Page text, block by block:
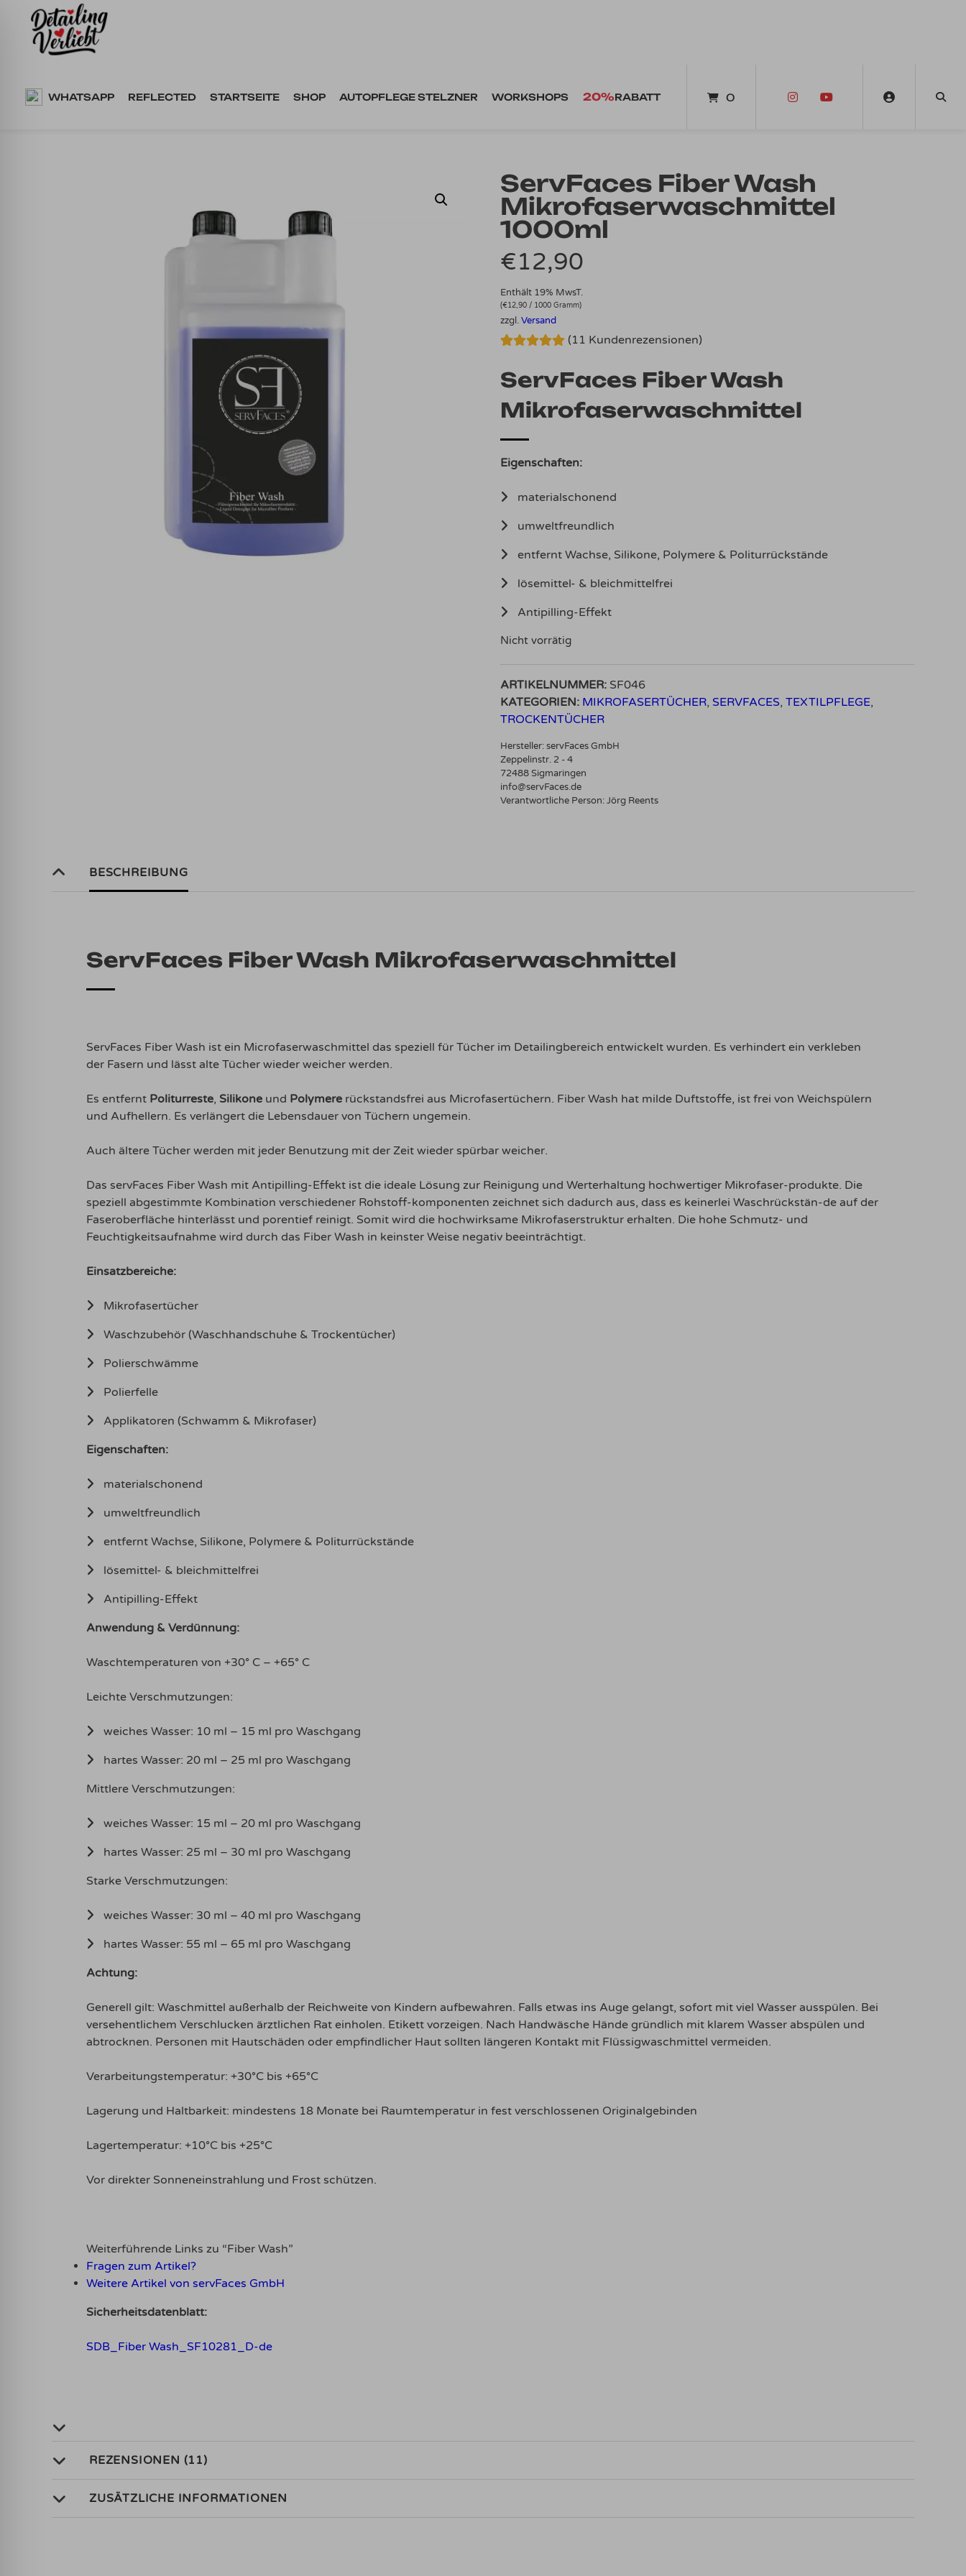
Springe
WHATSAPP REFLECTED STARTSEITE SHOP AUTOPFLEGE STELZNER WORKSHOPS 20%RABATT 0
ServFaces Fiber Wash
Mikrofaserwaschmittel
1000ml
€12,90
Enthält 19% MwsT.
(€12,90 / 1000 Gramm)
zzgl.Versand
basierend
auf
Kundenbewertungen
(11 Kundenrezensionen)
ServFaces Fiber Wash
Mikrofaserwaschmittel
Eigenschaften:
materialschonend
umweltfreundlich
entfernt Wachse, Silikone, Polymere & Politurrückstände
lösemittel- & bleichmittelfrei
Antipilling-Effekt
Nicht vorrätig
ARTIKELNUMMER: SF046
KATEGORIEN: MIKROFASERTÜCHER, SERVFACES, TEXTILPFLEGE,
TROCKENTÜCHER
Hersteller:servFaces GmbH
Zeppelinstr. 2 - 4
72488 Sigmaringen
info@servFaces.de
Verantwortliche Person:Jörg Reents
BESCHREIBUNG
ServFaces Fiber Wash Mikrofaserwaschmittel
ServFaces Fiber Wash ist ein Microfaserwaschmittel das speziell für Tücher im Detailingbereich entwickelt wurden. Es verhindert ein verkleben
der Fasern und lässt alte Tücher wieder weicher werden.
Es entfernt Politurreste, Silikoneund Polymererückstandsfrei aus Microfasertüchern. Fiber Wash hat milde Duftstoffe, ist frei von Weichspülern
und Aufhellern. Es verlängert die Lebensdauer von Tüchern ungemein.
Auch ältere Tücher werden mit jeder Benutzung mit der Zeit wieder spürbar weicher.
Das servFaces Fiber Wash mit Antipilling-Effekt ist die ideale Lösung zur Reinigung und Werterhaltung hochwertiger Mikrofaser-produkte. Die
speziell abgestimmte Kombination verschiedener Rohstoff-komponenten zeichnet sich dadurch aus, dass es keinerlei Waschrückstän-de auf der
Faseroberfläche hinterlässt und porentief reinigt. Somit wird die hochwirksame Mikrofaserstruktur erhalten. Die hohe Schmutz- und
Feuchtigkeitsaufnahme wird durch das Fiber Wash in keinster Weise negativ beeinträchtigt.
Einsatzbereiche:
Mikrofasertücher
Waschzubehör (Waschhandschuhe & Trockentücher)
Polierschwämme
Polierfelle
Applikatoren (Schwamm & Mikrofaser)
Eigenschaften:
materialschonend
umweltfreundlich
entfernt Wachse, Silikone, Polymere & Politurrückstände
lösemittel- & bleichmittelfrei
Antipilling-Effekt
Anwendung & Verdünnung:
Waschtemperaturen von +30° C – +65° C
Leichte Verschmutzungen:
weiches Wasser: 10 ml – 15 ml pro Waschgang
hartes Wasser: 20 ml – 25 ml pro Waschgang
Mittlere Verschmutzungen:
weiches Wasser: 15 ml – 20 ml pro Waschgang
hartes Wasser: 25 ml – 30 ml pro Waschgang
Starke Verschmutzungen:
weiches Wasser: 30 ml – 40 ml pro Waschgang
hartes Wasser: 55 ml – 65 ml pro Waschgang
Achtung:
Generell gilt: Waschmittel außerhalb der Reichweite von Kindern aufbewahren. Falls etwas ins Auge gelangt, sofort mit viel Wasser ausspülen. Bei
versehentlichem Verschlucken ärztlichen Rat einholen. Etikett vorzeigen. Nach Handwäsche Hände gründlich mit klarem Wasser abspülen und
abtrocknen. Personen mit Hautschäden oder empfindlicher Haut sollten längeren Kontakt mit Flüssigwaschmittel vermeiden.
Verarbeitungstemperatur: +30°C bis +65°C
Lagerung und Haltbarkeit: mindestens 18 Monate bei Raumtemperatur in fest verschlossenen Originalgebinden
Lagertemperatur: +10°C bis +25°C
Vor direkter Sonneneinstrahlung und Frost schützen.
Weiterführende Links zu “Fiber Wash”
Fragen zum Artikel?
Weitere Artikel von servFaces GmbH
Sicherheitsdatenblatt:
SDB_Fiber Wash_SF10281_D-de
REZENSIONEN (11)
ZUSÄTZLICHE INFORMATIONEN